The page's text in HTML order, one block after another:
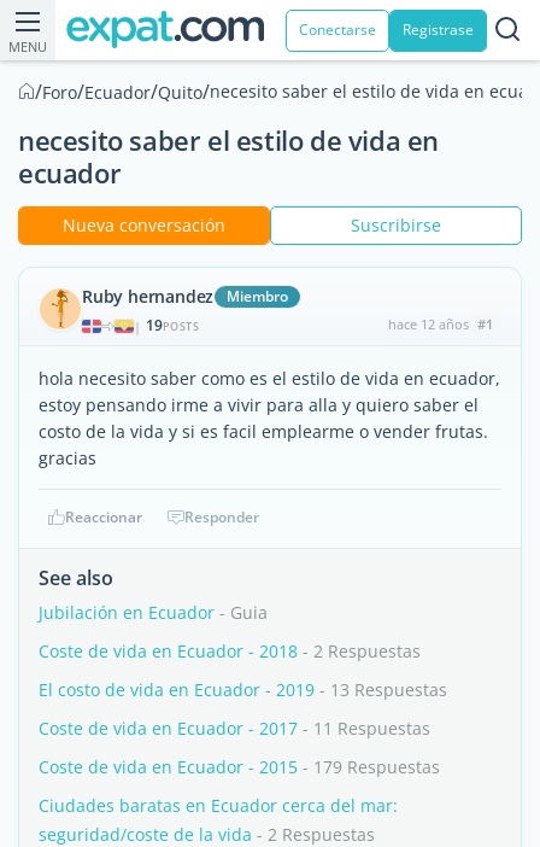
MENU
Conectarse Registrase
/Foro/Ecuador/Quito/necesito saber el estilo de vida en
necesito saber el estilo de vida en
ecuador
Nueva conversación Suscribirse
Ruby hernandez Miembro
| 19POSTS hace 12 años #1
hola necesito saber como es el estilo de vida en ecuador,
estoy pensando irme a vivir para alla y quiero saber el
costo de la vida y si es facil emplearme o vender frutas.
gracias
Reaccionar Responder
See also
Jubilación en Ecuador - Guia
Coste de vida en Ecuador - 2018 - 2 Respuestas
El costo de vida en Ecuador - 2019 - 13 Respuestas
Coste de vida en Ecuador - 2017 - 11 Respuestas
Coste de vida en Ecuador - 2015 - 179 Respuestas
Ciudades baratas en Ecuador cerca del mar:
seguridad/coste de la vida - 2 Respuestas